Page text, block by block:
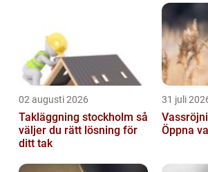
02 augusti 2026
Takläggning stockholm så
väljer du rätt lösning för
ditt tak
31 juli
Öppna